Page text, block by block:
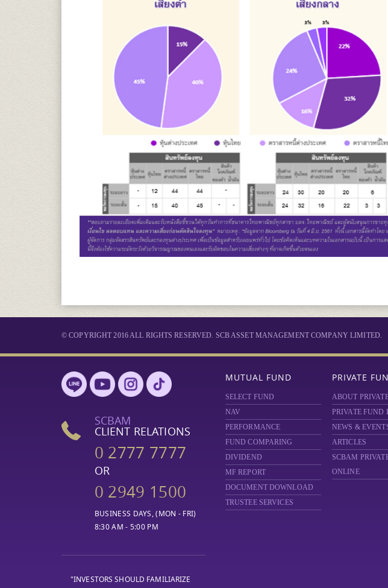
© COPYRIGHT 2016 ALL RIGHTS RESERVED. SCB ASSET MANAGEMENT COMPANY LIMITED.
SCBAM
CLIENT RELATIONS
0 2777 7777
OR
0 2949 1500
BUSINESS DAYS, (MON - FRI)
8:30 AM - 5:00 PM
"INVESTORS SHOULD FAMILIARIZE
MUTUAL FUND
SELECT FUND
NAV
PERFORMANCE
FUND COMPARING
DIVIDEND
MF REPORT
DOCUMENT DOWNLOAD
TRUSTEE SERVICES
PRIVATE
ABOUT
PRIVATE FUND
NEWS &
ARTICLES
SCBAM
ONLINE